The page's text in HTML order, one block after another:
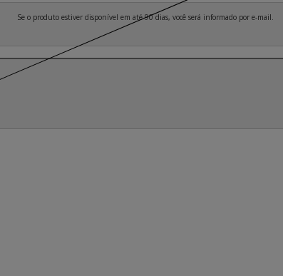
Se o produto estiver disponível em até 90 dias, você será informado por e-mail.